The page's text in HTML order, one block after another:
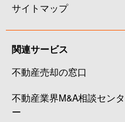
サイトマップ
関連サービス
不動産売却の窓口
不動産業界M&A相談センタ
ー